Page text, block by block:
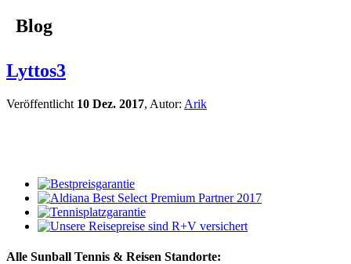
Blog
Lyttos3
Veröffentlicht 10 Dez. 2017, Autor: Arik
Alle Sunball Tennis & Reisen Standorte: